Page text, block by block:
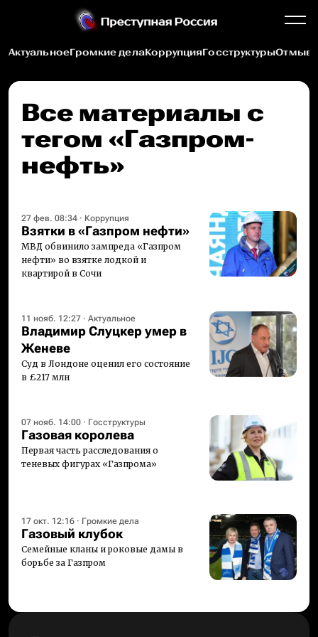
АктуальноеГромкие делаКоррупцияГосструктуры
Все материалы c
тегом «Газпром-
нефть»
27 фев. 08:34 · Коррупция
Взятки в «Газпром нефти»
МВД обвинило зампреда «Газпром
нефти» во взятке лодкой и
квартирой в Сочи
11 нояб. 12:27 · Актуальное
Владимир Слуцкер умер в
Женеве
Суд в Лондоне оценил его состояние
в £217 млн
07 нояб. 14:00 · Госструктуры
Газовая королева
Первая часть расследования о
теневых фигурах «Газпрома»
17 окт. 12:16 · Громкие дела
Газовый клубок
Семейные кланы и роковые дамы в
борьбе за Газпром